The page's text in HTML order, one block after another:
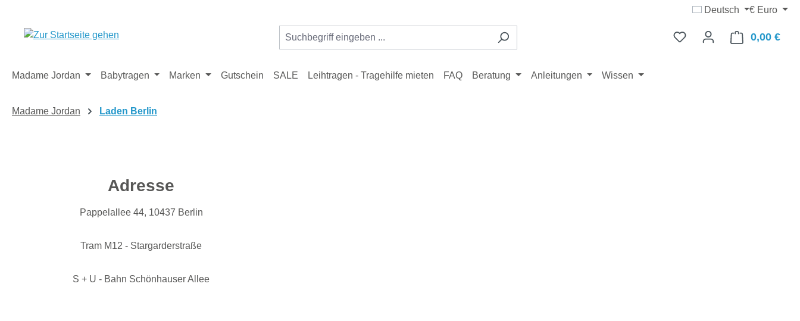
Deutsch € Euro
0,00 €
Madame Jordan Babytragen Marken Gutschein SALE Leihtragen - Tragehilfe mieten FAQ Beratung Anleitungen Wissen
Madame Jordan Laden Berlin
Adresse
Pappelallee 44, 10437 Berlin
Tram M12 - Stargarderstraße
S + U - Bahn Schönhauser Allee